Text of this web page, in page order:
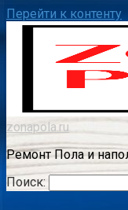
Перейти к контенту
zonapola.ru
Ремонт Пола и
Поиск: